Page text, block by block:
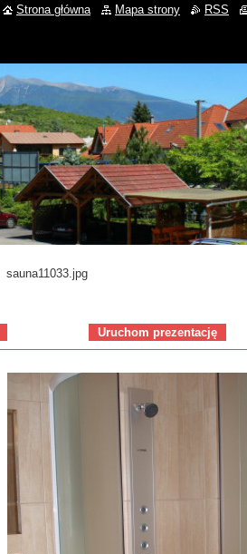
sauna11033.jpg
Uruchom prezentację
Strona główna Mapa strony RSS